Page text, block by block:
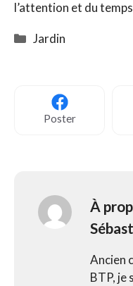
l’attention et du
Catégories
Jardin
Poster
À
Ancien
BTP, je